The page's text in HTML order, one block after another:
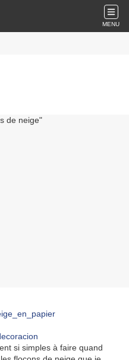
MENU
si simples à faire quand